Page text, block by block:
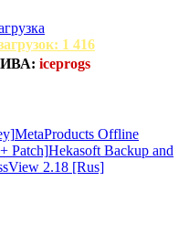
1 416
iceprogs
MetaProducts Offline
Patch]Hekasoft Backup and
2.18 [Rus]